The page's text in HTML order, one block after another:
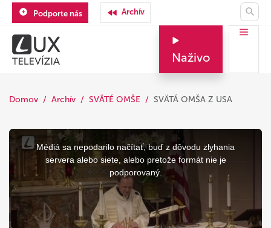
Podporte nás Archív
Naživo
Domov Archív SVÄTÉ OMŠE SVÄTÁ OMŠA Z USA
This
is
modal
Médiá sa nepodarilo načítať, buď z dôvodu zlyhania
servera alebo siete, alebo pretože formát nie je
podporovaný.